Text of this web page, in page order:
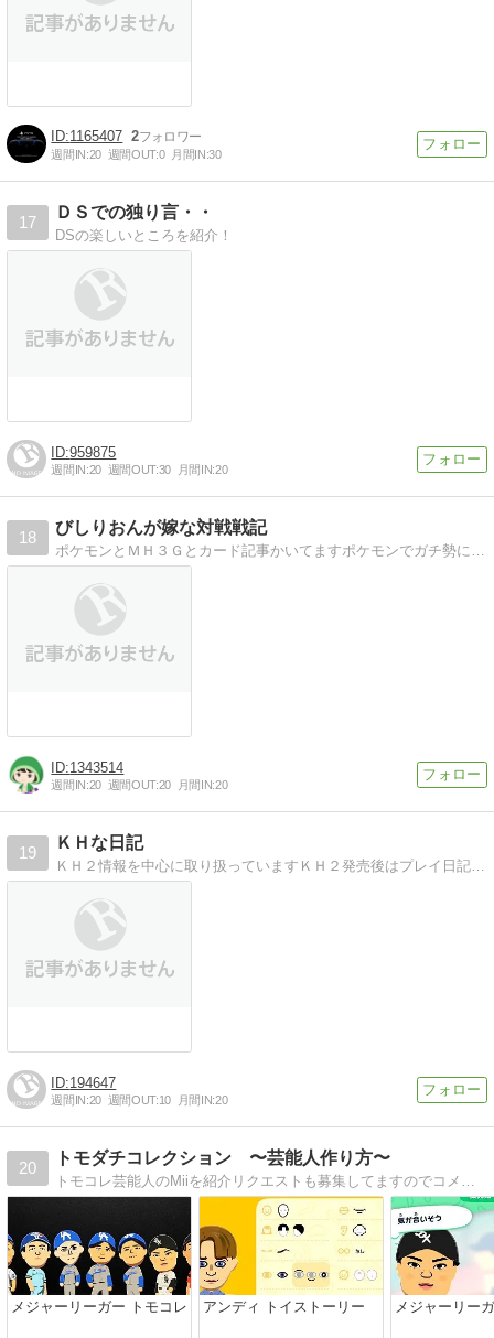
1165407 2
週間IN:20 週間OUT:0 月間IN:30
17
ＤＳでの独り言・・
DSの楽しいところを紹介！
959875
週間IN:20 週間OUT:30 月間IN:20
18
びしりおんが嫁な対戦戦記
ポケモンとＭＨ３Ｇとカード記事かいてますポケモンでガチ勢になりたい方は一度覗いてみてください。
1343514
週間IN:20 週間OUT:20 月間IN:20
19
ＫＨな日記
ＫＨ２情報を中心に取り扱っていますＫＨ２発売後はプレイ日記も公開予定
194647
週間IN:20 週間OUT:10 月間IN:20
20
トモダチコレクション 〜芸能人作り方〜
トモコレ芸能人のMiiを紹介リクエストも募集してますのでコメント残してくださいね。
メジャーリーガー トモコレ アンディ トイストーリー メジャーリー